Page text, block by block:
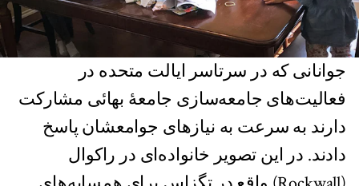
جوانانی که در سرتاسر ایالت متحده در
فعالیت‌های جامعه‌سازی جامعۀ بهائی مشارکت
دارند به سرعت به نیازهای جوامعشان پاسخ
دادند. در این تصویر خانواده‌ای در راکوال